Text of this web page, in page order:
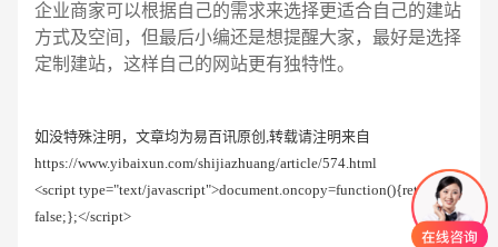
企业商家可以根据自己的需求来选择更适合自己的建站
方式及空间，但最后小编还是想提醒大家，最好是选择
定制建站，这样自己的网站更有独特性。
如没特殊注明，文章均为易百讯原创,转载请注明来自
https://www.yibaixun.com/shijiazhuang/article/574.html
<script type="text/javascript">document.oncopy=function(){return
false;};</script>